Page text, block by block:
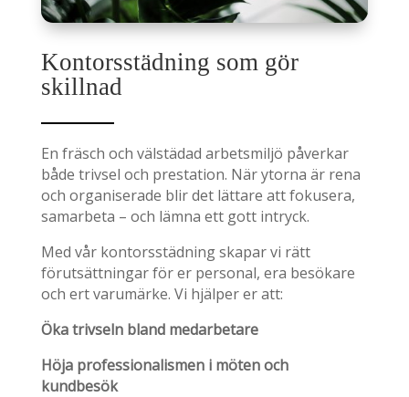
Kontorsstädning som gör
skillnad
En fräsch och välstädad arbetsmiljö påverkar
både trivsel och prestation. När ytorna är rena
och organiserade blir det lättare att fokusera,
samarbeta – och lämna ett gott intryck.
Med vår kontorsstädning skapar vi rätt
förutsättningar för er personal, era besökare
och ert varumärke. Vi hjälper er att:
Öka trivseln bland medarbetare
Höja professionalismen i möten och
kundbesök